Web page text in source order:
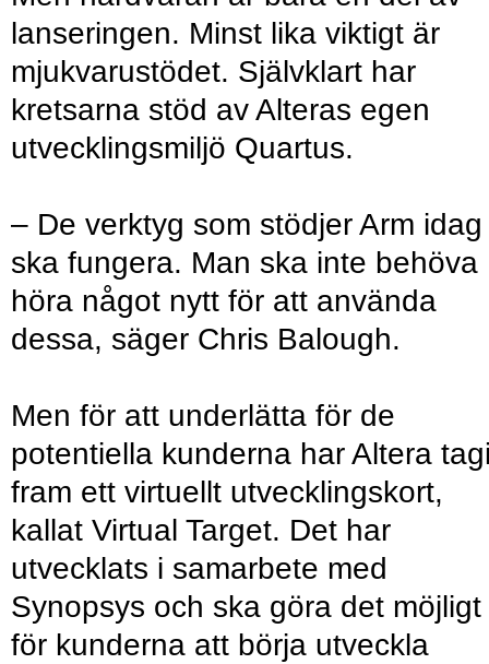
lanseringen. Minst lika viktigt är
mjukvarustödet. Självklart har
kretsarna stöd av Alteras egen
utvecklingsmiljö Quartus.
– De verktyg som stödjer Arm idag
ska fungera. Man ska inte behöva
höra något nytt för att använda
dessa, säger Chris Balough.
Men för att underlätta för de
potentiella kunderna har Altera
fram ett virtuellt utvecklingskort,
kallat Virtual Target. Det har
utvecklats i samarbete med
Synopsys och ska göra det möjligt
för kunderna att börja utveckla